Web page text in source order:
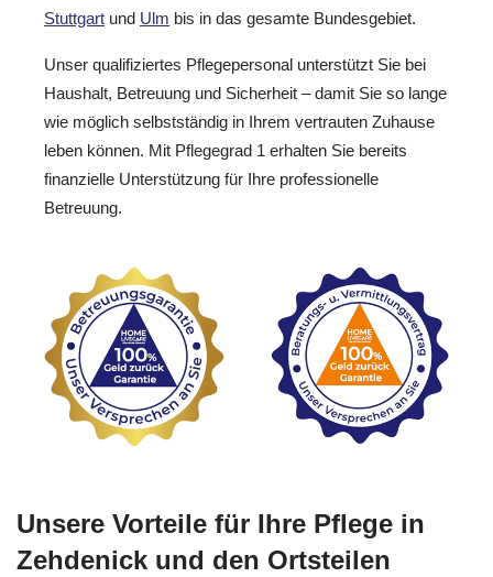
Stuttgart und Ulm bis in das gesamte Bundesgebiet.
Unser qualifiziertes Pflegepersonal unterstützt Sie bei
Haushalt, Betreuung und Sicherheit – damit Sie so lange
wie möglich selbstständig in Ihrem vertrauten Zuhause
leben können. Mit Pflegegrad 1 erhalten Sie bereits
finanzielle Unterstützung für Ihre professionelle
Betreuung.
Unsere Vorteile für Ihre Pflege in
Zehdenick und den Ortsteilen